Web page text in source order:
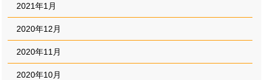
2021年1月
2020年12月
2020年11月
2020年10月